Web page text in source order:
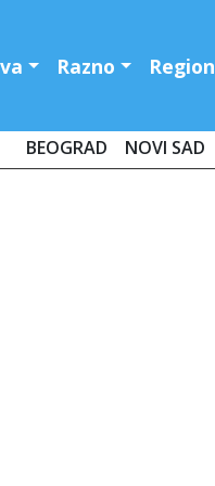
Razno Region
BEOGRAD NOVI SAD